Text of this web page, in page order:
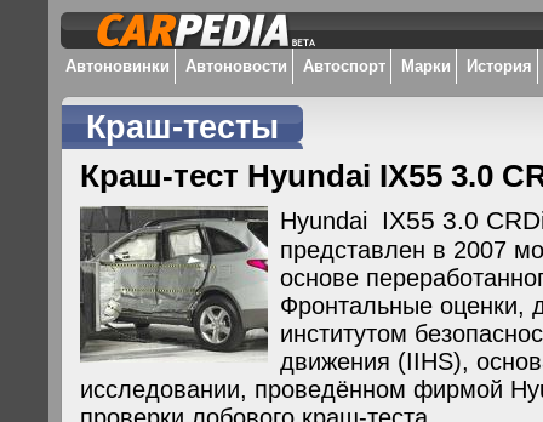
Автоновинки Автоновости Автоспорт Марки История
Краш-тесты
Краш-тест Hyundai IX55 3.0
Hyundai IX55 3.0
представлен в 2007
основе
Фронтальные оценки,
институтом
движения (IIHS),
исследовании, проведённом фирмой